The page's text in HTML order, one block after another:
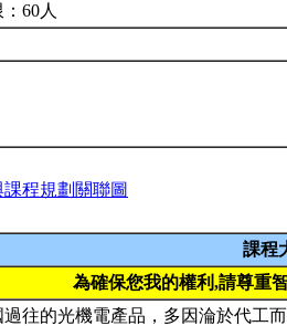
60人
程規劃關聯圖
課程
為確保您我的權利,請尊重
往的光機電產品，多因淪於代工